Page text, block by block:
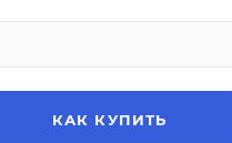
КАК КУПИТЬ